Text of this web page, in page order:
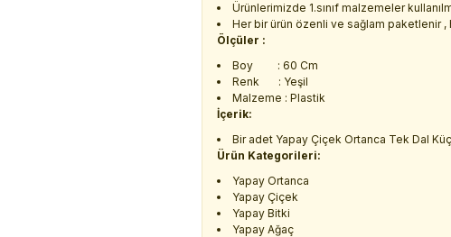
Ürünlerimizde 1.sınıf malzemeler
Her bir ürün özenli ve sağlam paketlenir ,
Ölçüler :
Boy : 60 Cm
Renk : Yeşil
Malzeme : Plastik
İçerik:
Bir adet Yapay Çiçek Ortanca Tek Dal
Ürün Kategorileri:
Yapay Ortanca
Yapay Çiçek
Yapay Bitki
Yapay Ağaç